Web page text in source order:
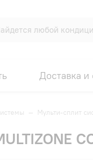
Доставка и
— Мульти-сплит